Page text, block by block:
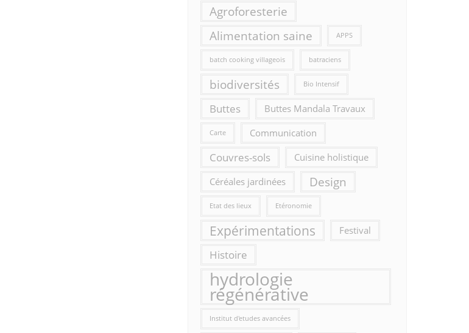
Agroforesterie
Alimentation saine
APPS
batch cooking villageois batraciens
biodiversités Bio Intensif
Buttes Buttes Mandala Travaux
Carte Communication
Couvres-sols
Cuisine holistique
Céréales jardinées
Design
Etat des lieux Etéronomie
Expérimentations Festival
Histoire
hydrologie
régénérative
Institut d'etudes avancées